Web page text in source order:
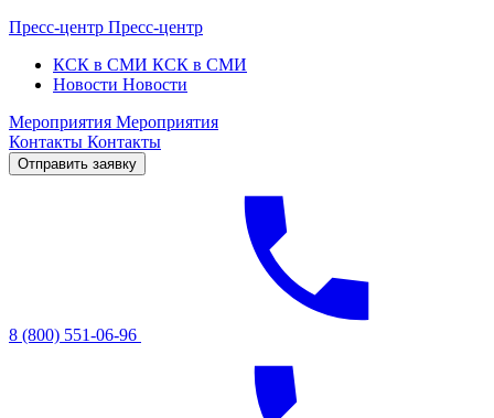
Пресс-центр Пресс-центр
КСК в СМИ КСК в СМИ
Новости Новости
Мероприятия Мероприятия
Контакты Контакты
Отправить заявку
8 (800) 551-06-96